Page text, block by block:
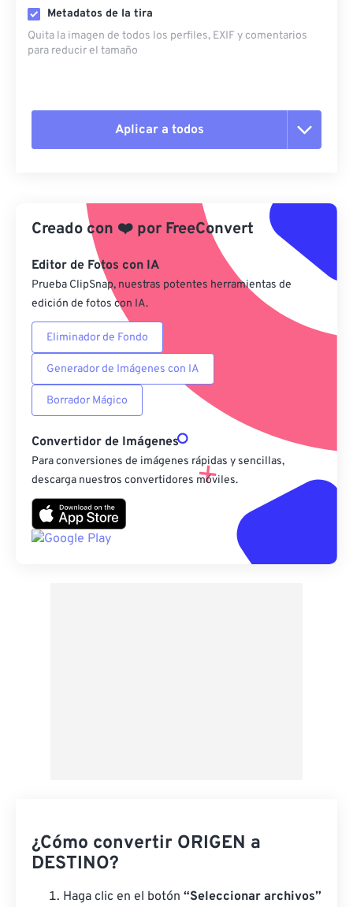
Metadatos de la tira
Quita la imagen de todos los perfiles, EXIF ​​y comentarios
para reducir el tamaño
Aplicar a todos
Aplicar desde el ajuste preestablecido
Guardar como preestablecido
Creado con ❤️ por FreeConvert
Editor de Fotos con IA
Prueba ClipSnap, nuestras potentes herramientas de
edición de fotos con IA.
Eliminador de Fondo
Generador de Imágenes con IA
Borrador Mágico
Convertidor de Imágenes
Para conversiones de imágenes rápidas y sencillas,
descarga nuestros convertidores móviles.
¿Cómo convertir ORIGEN a
DESTINO?
Haga clic en el botón “Seleccionar archivos”